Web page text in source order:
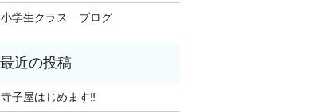
小学生クラス ブログ
寺子屋はじめます‼️